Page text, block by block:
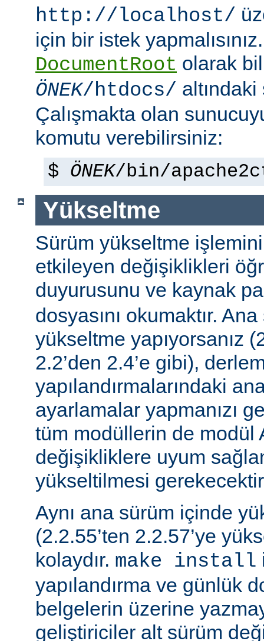
http://localhost/
için bir istek
DocumentRoot olarak
ÖNEK/htdocs/
Çalışmakta olan
komutu verebilirsiniz:
$ ÖNEK/bin/
Yükseltme
Sürüm yükseltme
etkileyen değişiklikleri
duyurusunu ve kaynak
dosyasını okumaktır.
yükseltme yapıyorsanız
2.2’den 2.4’e gibi),
yapılandırmalarındaki
ayarlamalar yapmanızı
tüm modüllerin de modül
değişikliklere uyum
yükseltilmesi
Aynı ana sürüm içinde
(2.2.55’ten 2.2.57’ye
kolaydır. make install
yapılandırma ve günlük
belgelerin üzerine
geliştiriciler alt sürüm